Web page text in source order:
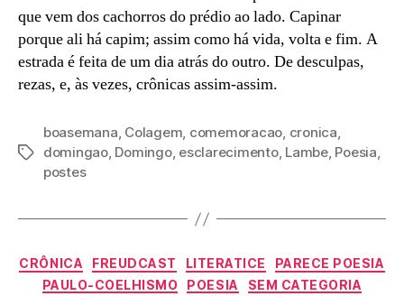
que vem dos cachorros do prédio ao lado. Capinar
porque ali há capim; assim como há vida, volta e fim. A
estrada é feita de um dia atrás do outro. De desculpas,
rezas, e, às vezes, crônicas assim-assim.
Tags
boasemana, Colagem, comemoracao, cronica,
domingao, Domingo, esclarecimento, Lambe, Poesia,
postes
Categorias
CRÔNICA FREUDCAST LITERATICE
PARECE POESIA
PAULO-COELHISMO
POESIA
SEM CATEGORIA